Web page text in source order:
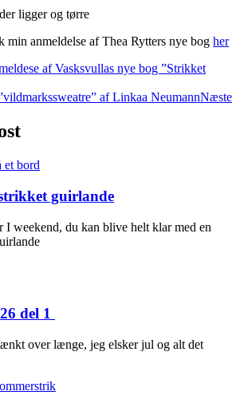
min anmeldelse af Thea Rytters nye bog her
af Vasksvullas nye bog ”Strikket
af Linkaa NeumannNæste
guirlande
I weekend, du kan blive helt klar med en
del 1
over længe, jeg elsker jul og alt det